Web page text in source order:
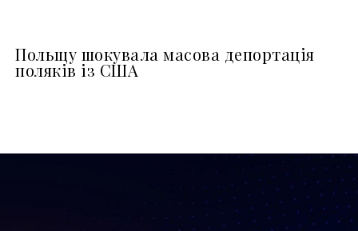
Польщу шокувала масова депортація
поляків із США